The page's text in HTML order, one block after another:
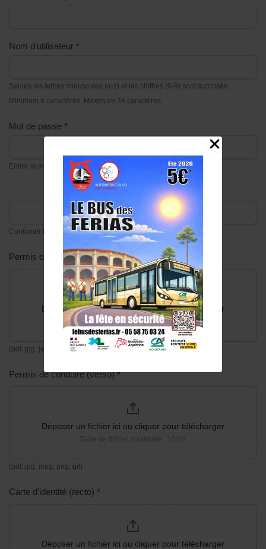
Nom d’utilisateur *
Seules les lettres minuscules (a-z) et les chiffres (0-9) sont autorisés.
Minimum 8 caractères, Maximum 24 caractères.
Mot de passe *
Entrer le mot de passe
Confirmer le mot de passe
Permis de conduire (recto)*
Déposer un fichier ici ou cliquer pour télécharger
Taille de fichier maximale : 10MB
(pdf, jpg, jepg, png, gif)
Permis de conduire (verso)*
Déposer un fichier ici ou cliquer pour télécharger
Taille de fichier maximale : 10MB
(pdf, jpg, jepg, png, gif)
Carte d’identité (recto) *
Déposer un fichier ici ou cliquer pour télécharger